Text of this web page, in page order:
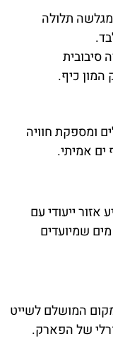
מגלשה תלולה
סיבובית
המון כיף.
ומספקת חוויה
ים אמיתי.
ייעודי עם
שמיועדים
המושלם לשייט
של הפארק.